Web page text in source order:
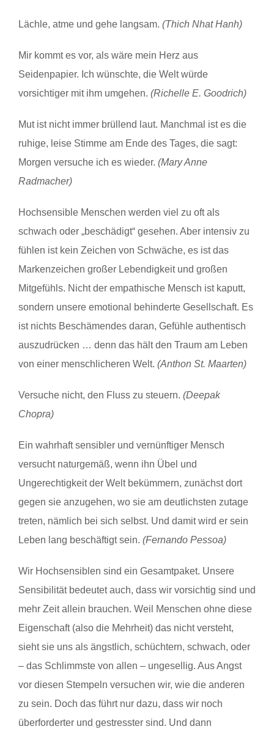
Lächle, atme und gehe langsam. (Thich Nhat Hanh)
Mir kommt es vor, als wäre mein Herz aus
Seidenpapier. Ich wünschte, die Welt würde
vorsichtiger mit ihm umgehen. (Richelle E. Goodrich)
Mut ist nicht immer brüllend laut. Manchmal ist es die
ruhige, leise Stimme am Ende des Tages, die sagt:
Morgen versuche ich es wieder. (Mary Anne
Radmacher)
Hochsensible Menschen werden viel zu oft als
schwach oder „beschädigt“ gesehen. Aber intensiv zu
fühlen ist kein Zeichen von Schwäche, es ist das
Markenzeichen großer Lebendigkeit und großen
Mitgefühls. Nicht der empathische Mensch ist kaputt,
sondern unsere emotional behinderte Gesellschaft. Es
ist nichts Beschämendes daran, Gefühle authentisch
auszudrücken … denn das hält den Traum am Leben
von einer menschlicheren Welt. (Anthon St. Maarten)
Versuche nicht, den Fluss zu steuern. (Deepak
Chopra)
Ein wahrhaft sensibler und vernünftiger Mensch
versucht naturgemäß, wenn ihn Übel und
Ungerechtigkeit der Welt bekümmern, zunächst dort
gegen sie anzugehen, wo sie am deutlichsten zutage
treten, nämlich bei sich selbst. Und damit wird er sein
Leben lang beschäftigt sein. (Fernando Pessoa)
Wir Hochsensiblen sind ein Gesamtpaket. Unsere
Sensibilität bedeutet auch, dass wir vorsichtig sind und
mehr Zeit allein brauchen. Weil Menschen ohne diese
Eigenschaft (also die Mehrheit) das nicht versteht,
sieht sie uns als ängstlich, schüchtern, schwach, oder
– das Schlimmste von allen – ungesellig. Aus Angst
vor diesen Stempeln versuchen wir, wie die anderen
zu sein. Doch das führt nur dazu, dass wir noch
überforderter und gestresster sind. Und dann